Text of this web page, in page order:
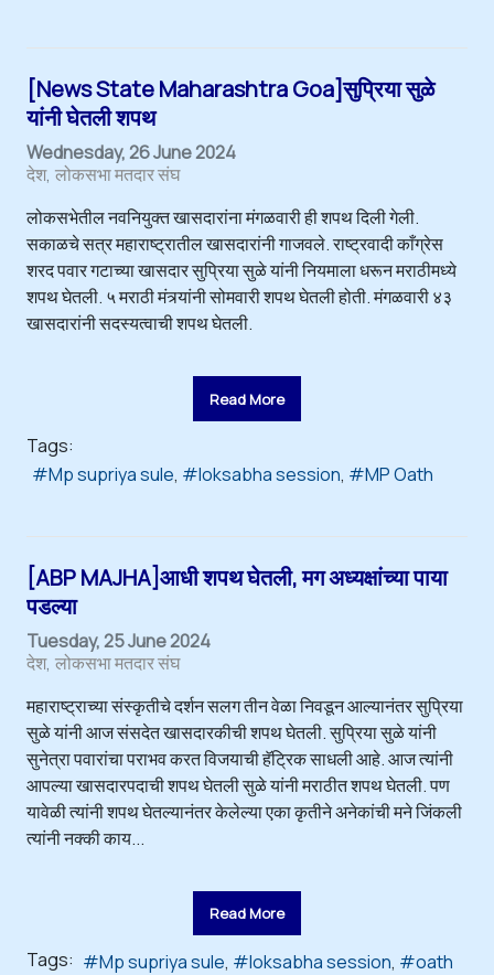
[News State Maharashtra Goa]सुप्रिया सुळे
यांनी घेतली शपथ
Wednesday, 26 June 2024
देश लोकसभा मतदार संघ
लोकसभेतील नवनियुक्त खासदारांना मंगळवारी ही शपथ दिली गेली.
सकाळचे सत्र महाराष्ट्रातील खासदारांनी गाजवले. राष्ट्रवादी काँग्रेस
शरद पवार गटाच्या खासदार सुप्रिया सुळे यांनी नियमाला धरून मराठीमध्ये
शपथ घेतली. ५ मराठी मंत्र्यांनी सोमवारी शपथ घेतली होती. मंगळवारी ४३
खासदारांनी सदस्यत्वाची शपथ घेतली.
Read More
Tags:
Mp supriya sule
loksabha session MP Oath
[ABP MAJHA]आधी शपथ घेतली, मग अध्यक्षांच्या पाया
पडल्या
Tuesday, 25 June 2024
देश लोकसभा मतदार संघ
महाराष्ट्राच्या संस्कृतीचे दर्शन सलग तीन वेळा निवडून आल्यानंतर सुप्रिया
सुळे यांनी आज संसदेत खासदारकीची शपथ घेतली. सुप्रिया सुळे यांनी
सुनेत्रा पवारांचा पराभव करत विजयाची हॅट्रिक साधली आहे. आज त्यांनी
आपल्या खासदारपदाची शपथ घेतली सुळे यांनी मराठीत शपथ घेतली. पण
यावेळी त्यांनी शपथ घेतल्यानंतर केलेल्या एका कृतीने अनेकांची मने जिंकली
त्यांनी नक्की काय...
Read More
Tags: Mp supriya sule loksabha session oath